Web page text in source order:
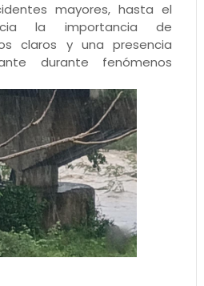
mayores, hasta el
la importancia de
claros y una presencia
durante fenómenos